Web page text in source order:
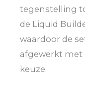
tegenstelling
de Liquid
waardoor de
afgewerkt met
keuze.